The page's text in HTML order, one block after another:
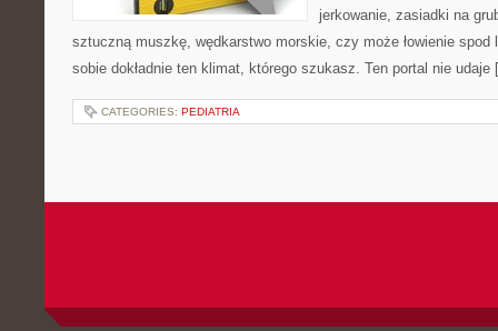
jerkowanie, zasiadki na
sztuczną muszkę, wędkarstwo morskie, czy może łowienie spod
sobie dokładnie ten klimat, którego szukasz. Ten portal nie
CATEGORIES: PEDIATRIA